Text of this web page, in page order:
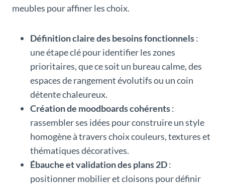
meubles pour affiner les choix.
Définition claire des besoins fonctionnels:
une étape clé pour identifier les zones
prioritaires, que ce soit un bureau calme, des
espaces de rangement évolutifs ou un coin
détente chaleureux.
Création de moodboards cohérents:
rassembler ses idées pour construire un style
homogène à travers choix couleurs, textures et
thématiques décoratives.
Ébauche et validation des plans 2D:
positionner mobilier et cloisons pour définir